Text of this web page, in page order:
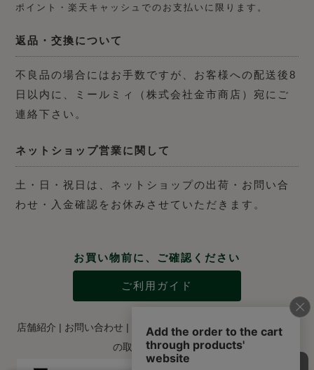
ポイント・楽天キャッシュでのお支払いに限ります。
返品・交換について
不良品の場合にはお手数ですが、お客様への配送後8
日以内に、ミールミィ（株式会社金市商店）宛にご
連絡下さい。
ネットショップ営業に関して
土・日・祝日は、ネットショップの出荷・お問い合
わせ・入金確認をお休みさせていただきます。
お買い物前に、ご確認ください
ご利用ガイド
店舗紹介 | お問い合わせ | 特定商取引法に関する表示 |
個人情報
の取り扱いについて